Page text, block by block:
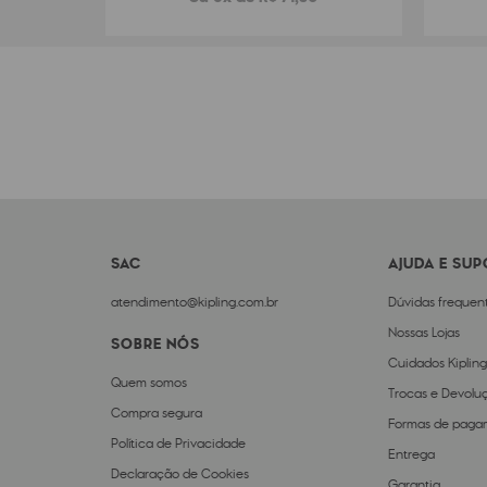
SAC
atendimento@kipling.com.br
SOBRE NÓS
Quem somos
Compra segura
Política de Privacidade
Declaração de Cookies
AJUDA E
Dúvidas
Nossas Lojas
Cuidados Kipling
Trocas e
Formas de
Entrega